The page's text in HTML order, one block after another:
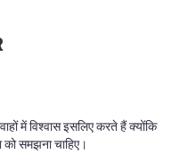
में विश्वास इसलिए करते हैं क्योंकि
समझना चाहिए।